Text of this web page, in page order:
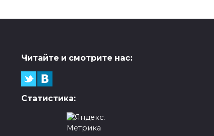
Читайте и смотрите нас:
Статистика: